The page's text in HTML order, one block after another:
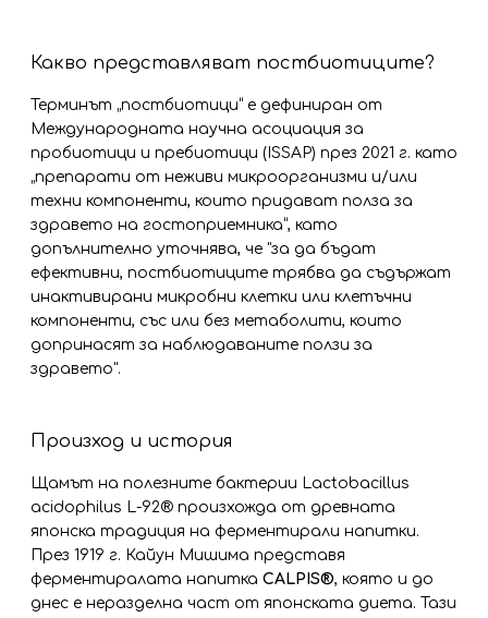
Какво представляват постбиотиците?
Терминът „постбиотици“ е дефиниран от
Международната научна асоциация за
пробиотици и пребиотици (ISSAP) през 2021 г. като
„препарати от неживи микроорганизми и/или
техни компоненти, които придават полза за
здравето на гостоприемника“, като
допълнително уточнява, че "за да бъдат
ефективни, постбиотиците трябва да съдържат
инактивирани микробни клетки или клетъчни
компоненти, със или без метаболити, които
допринасят за наблюдаваните ползи за
здравето".
Произход и история
Щамът на полезните бактерии Lactobacillus
acidophilus L-92® произхожда от древната
японска традиция на ферментирали напитки.
През 1919 г. Кайун Мишима представя
ферментиралата напитка CALPIS®, която и до
днес е неразделна част от японската диета. Тази